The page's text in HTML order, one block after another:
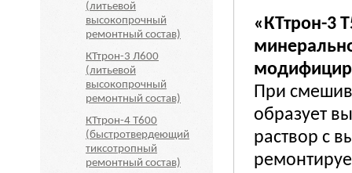
(литьевой
высокопрочный
ремонтный состав)
КТтрон-3 Л600
(литьевой
высокопрочный
ремонтный состав)
КТтрон-4 Т600
(быстротвердеющий
тиксотропный
ремонтный состав)
«КТтрон-3
При
образует
раствор с